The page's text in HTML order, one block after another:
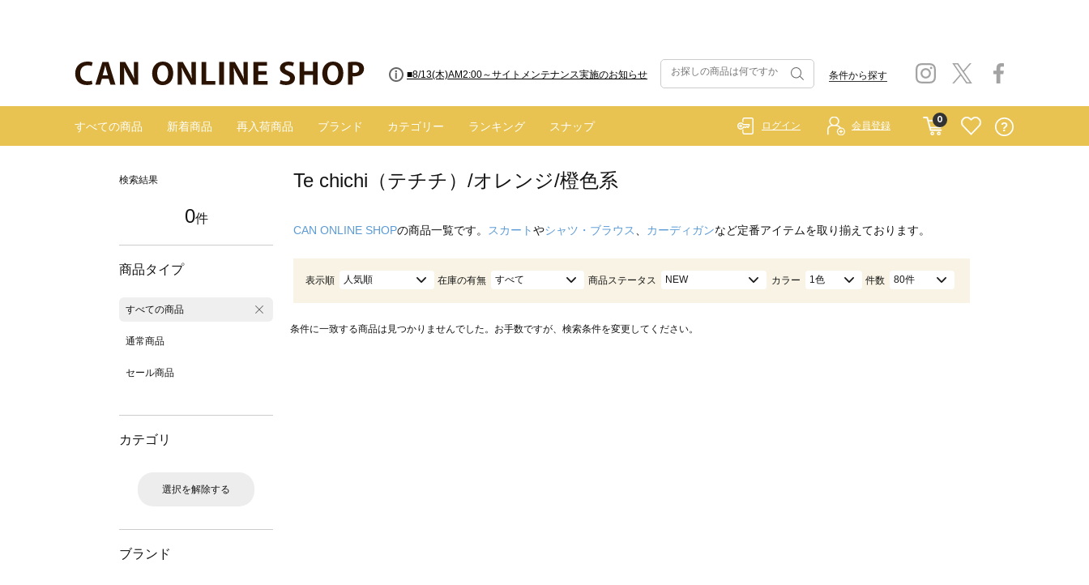
■8/13(木)AM2:00～サイトメンテナンス実施のお知らせ 条件から探す
すべての商品 新着商品 再入荷商品 ブランド カテゴリー ランキング スナップ
0
ログイン 会員登録
検索結果
0件
商品タイプ
すべての商品
通常商品
セール商品
カテゴリ
選択を解除する
ブランド
Te chichi（テチチ）/オレンジ/橙色系
CAN ONLINE SHOPの商品一覧です。 スカートやシャツ・ブラウス カーディガンなど定番アイテムを取り揃えております。
表示順 人気順 在庫の有無 すべて 商品ステータス NEW カラー 1色 件数 80件
条件に一致する商品は見つかりませんでした。お手数ですが、検索条件を変更してください。